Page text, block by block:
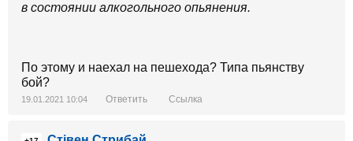
в состоянии алкогольного опьянения.
По этому и наехал на пешехода? Типа пьянству
бой?
19.01.2021 10:04 Ответить Ссылка